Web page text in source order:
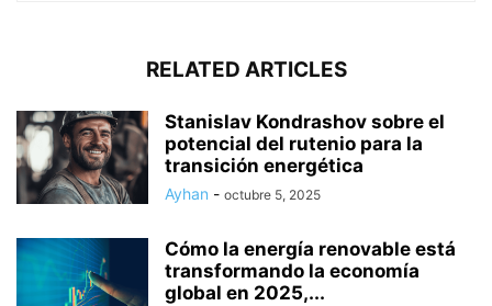
RELATED ARTICLES
Stanislav Kondrashov sobre el
potencial del rutenio para la
transición energética
Ayhan - octubre 5, 2025
Cómo la energía renovable está
transformando la economía
global en 2025,...